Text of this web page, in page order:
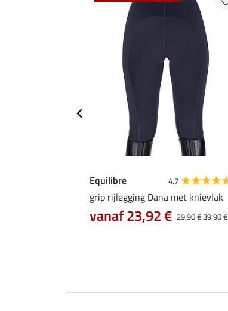
Equilibre 4.7
grip rijlegging Dana met knievlak
29,90 €39,90 €
vanaf 23,92 €